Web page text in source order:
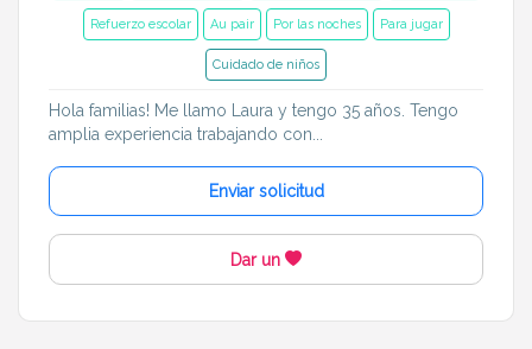
Refuerzo escolar Au pair Por las noches Para jugar
Cuidado de niños
Hola familias! Me llamo Laura y tengo 35 años. Tengo
amplia experiencia trabajando con...
Enviar solicitud
Dar un